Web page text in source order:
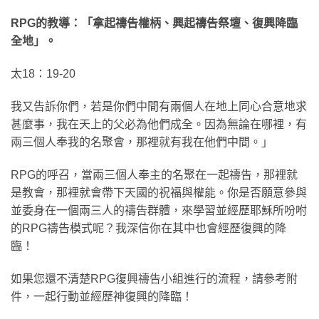
RPG的教導：「拿起禱告權柄、興起禱告祭壇、復興降臨
全地」。
太18：19-20
我又告訴你們，若是你們中間有兩個人在地上同心合意地求
甚麼事，我在天上的父必為他們成全。因為無論在哪裡，有
兩三個人奉我的名聚會，那裡就有我在他們中間。」
RPG的呼召，當兩三個人奉主的名聚在一起禱告，那裡就
是教會，那裡就會帶下天國的祝福與權能。你是否願意參與
並委身在一個兩三人的禱告群體，來學習並經歷耶穌所吩咐
的RPG禱告模式呢？我深信你在其中也會經歷復興的降
臨！
如果您還不清楚RPG復興禱告小組進行的流程，請參考附
件，一起行動並經歷神復興的降臨！